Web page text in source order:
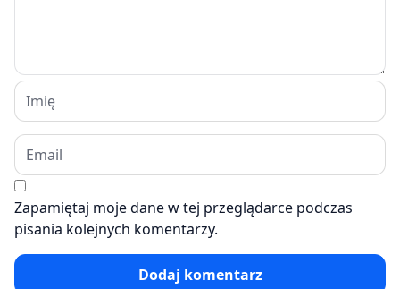
Zapamiętaj moje dane w tej przeglądarce podczas
pisania kolejnych komentarzy.
Dodaj komentarz